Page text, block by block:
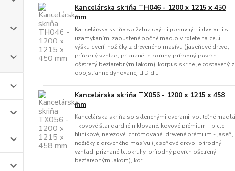
Kancelárska skriňa TH046 - 1200 x 1215 x 450
mm
Kancelárska skriňa so žaluziovými posuvnými dverami s
uzamykaním, zapustené bočné madlo v rolete na celú
výšku dverí, nožičky z dreveného masívu (jaseňové drevo,
prírodný vzhľad, priznané letokruhy, prírodný povrch
ošetrený bezfarebným lakom), korpus skrine je zostavený z
obojstranne dyhovanej LTD d...
Kancelárska skriňa TX056 - 1200 x 1215 x 458
mm
Kancelárska skriňa so sklenenými dverami, voliteľné madlá
- kovové štandardné niklované, kovové prémium - biele,
hliníkové, nerezové, chrómované, drevené prémium - jaseň,
nožičky z dreveného masívu (jaseňové drevo, prírodný
vzhľad, priznané letokruhy, prírodný povrch ošetrený
bezfarebným lakom), kor...